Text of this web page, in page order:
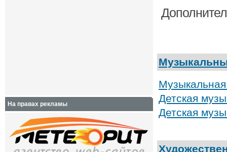
Детская
Детская
На правах рекламы